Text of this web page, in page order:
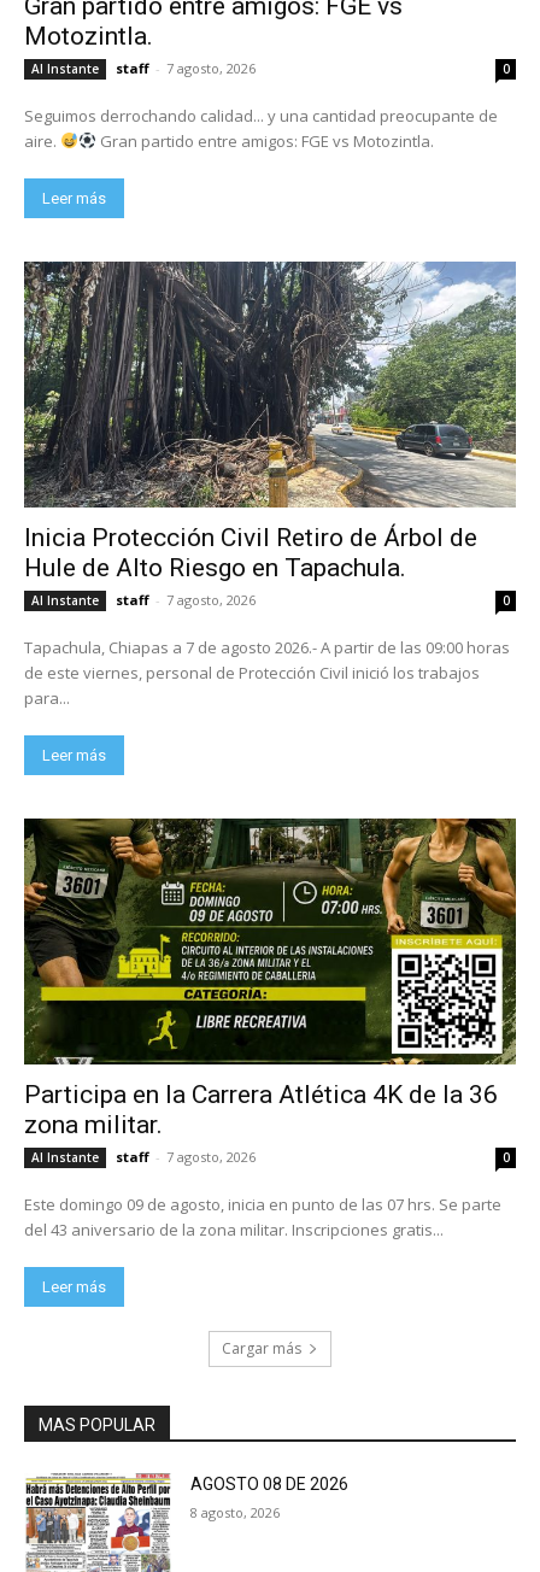
Gran partido entre amigos: FGE vs
Motozintla.
Al Instante staff - 7 agosto, 2026 0
Seguimos derrochando calidad... y una cantidad preocupante de
aire.
Gran partido entre amigos: FGE vs Motozintla.
Leer más
Inicia Protección Civil Retiro de Árbol de
Hule de Alto Riesgo en Tapachula.
Al Instante staff - 7 agosto, 2026 0
Tapachula, Chiapas a 7 de agosto 2026.- A partir de las 09:00 horas
de este viernes, personal de Protección Civil inició los trabajos
para...
Leer más
Participa en la Carrera Atlética 4K de la 36
zona militar.
Al Instante staff - 7 agosto, 2026 0
Este domingo 09 de agosto, inicia en punto de las 07 hrs. Se parte
del 43 aniversario de la zona militar. Inscripciones gratis...
Leer más
Cargar más
MAS POPULAR
AGOSTO 08 DE 2026
8 agosto, 2026